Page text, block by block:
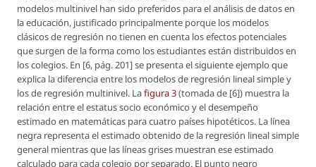
modelos multinivel han sido preferidos para el análisis de datos en
la educación, justificado principalmente porque los modelos
clásicos de regresión no tienen en cuenta los efectos potenciales
que surgen de la forma como los estudiantes están distribuidos en
los colegios. En [6, pág. 201] se presenta el siguiente ejemplo que
explica la diferencia entre los modelos de regresión lineal simple y
los de regresión multinivel. Lafigura 3(tomada de [6]) muestra la
relación entre el estatus socio económico y el desempeño
estimado en matemáticas para cuatro países hipotéticos. La línea
negra representa el estimado obtenido de la regresión lineal simple
general mientras que las líneas grises muestran ese estimado
calculado para cada colegio por separado. El punto negro